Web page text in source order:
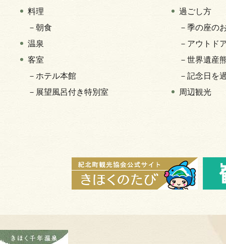
料理
－朝食
温泉
客室
－ホテル本館
－展望風呂付き特別室
過ごし方
－季の座の
－アウトド
－世界遺産
－記念日を
周辺観光